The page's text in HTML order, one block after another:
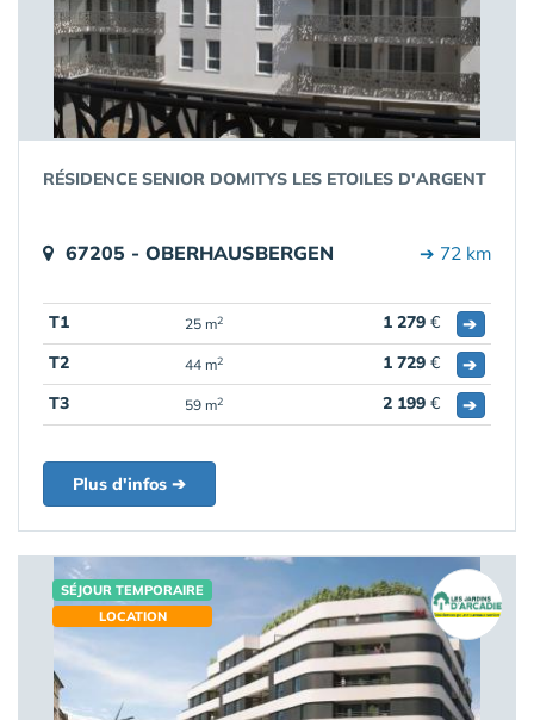
RÉSIDENCE SENIOR DOMITYS LES ETOILES D'ARGENT
67205 - OBERHAUSBERGEN ➔ 72 km
T1 25 m2 1 279 €
➔
T2
44 m2 1 729 €
➔
T3
59 m2 2 199 € ➔
Plus d'infos ➔
SÉJOUR TEMPORAIRE
LOCATION